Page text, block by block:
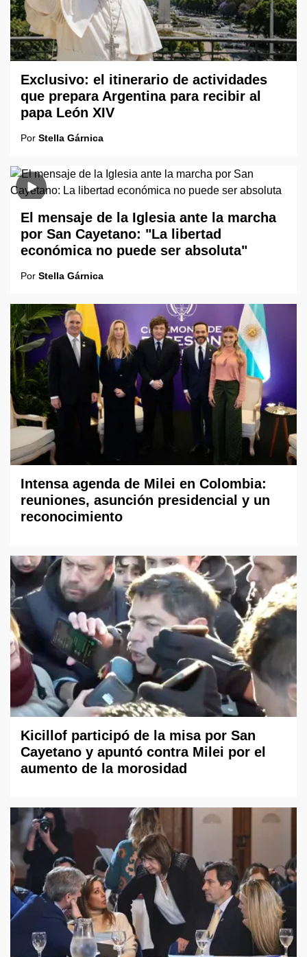
Exclusivo: el itinerario de actividades
que prepara Argentina para recibir al
papa León XIV
Por Stella Gárnica
El mensaje de la Iglesia ante la marcha
por San Cayetano: "La libertad
económica no puede ser absoluta"
Por Stella Gárnica
Intensa agenda de Milei en Colombia:
reuniones, asunción presidencial y un
reconocimiento
Kicillof participó de la misa por San
Cayetano y apuntó contra Milei por el
aumento de la morosidad